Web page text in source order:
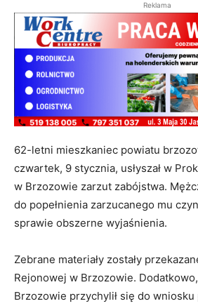
Reklama
62-letni mieszkaniec powiatu
czwartek, 9 stycznia, usłyszał w
w Brzozowie zarzut zabójstwa.
do popełnienia zarzucanego mu
sprawie obszerne wyjaśnienia.
Zebrane materiały zostały
Rejonowej w Brzozowie.
Brzozowie przychylił się do